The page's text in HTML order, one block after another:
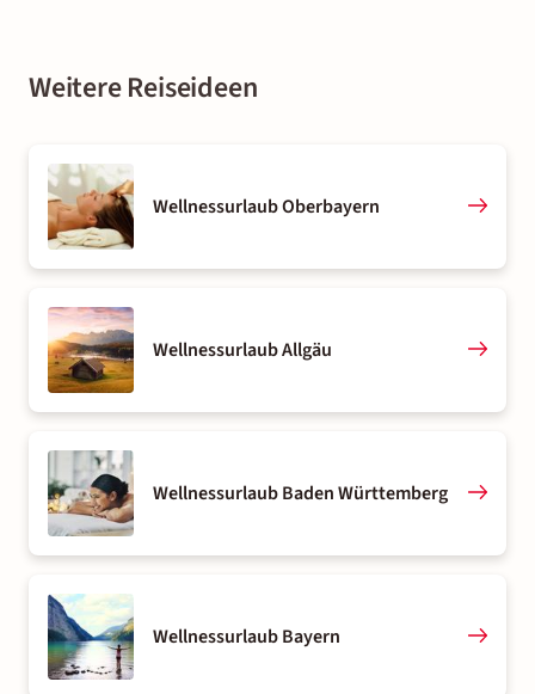
Weitere Reiseideen
Wellnessurlaub Oberbayern
Wellnessurlaub Allgäu
Wellnessurlaub Baden Württemberg
Wellnessurlaub Bayern